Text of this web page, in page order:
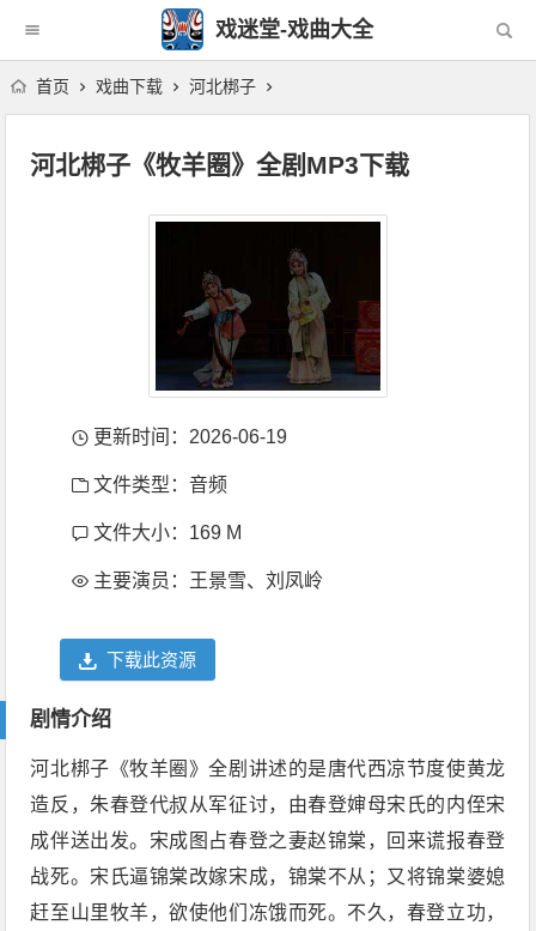
戏迷堂-戏曲大全
首页 戏曲下载 河北梆子
河北梆子《牧羊圈》全剧MP3下载
更新时间：2026-06-19
文件类型：音频
文件大小：169 M
主要演员：王景雪、刘凤岭
下载此资源
剧情介绍
河北梆子《牧羊圈》全剧讲述的是唐代西凉节度使黄龙
造反，朱春登代叔从军征讨，由春登婶母宋氏的内侄宋
成伴送出发。宋成图占春登之妻赵锦棠，回来谎报春登
战死。宋氏逼锦棠改嫁宋成，锦棠不从；又将锦棠婆媳
赶至山里牧羊，欲使他们冻饿而死。不久，春登立功，